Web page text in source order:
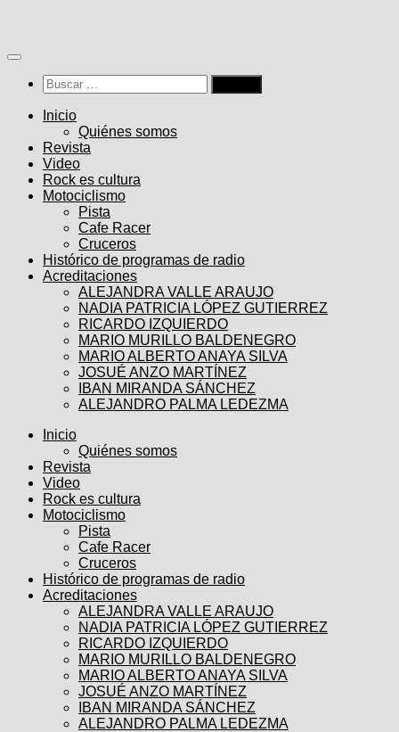
contenido
Buscar:
Inicio
Quiénes somos
Revista
Video
Rock es cultura
Motociclismo
Pista
Cafe Racer
Cruceros
Histórico de programas de radio
Acreditaciones
ALEJANDRA VALLE ARAUJO
NADIA PATRICIA LÓPEZ GUTIERREZ
RICARDO IZQUIERDO
MARIO MURILLO BALDENEGRO
MARIO ALBERTO ANAYA SILVA
JOSUÉ ANZO MARTÍNEZ
IBAN MIRANDA SÁNCHEZ
ALEJANDRO PALMA LEDEZMA
Inicio
Quiénes somos
Revista
Video
Rock es cultura
Motociclismo
Pista
Cafe Racer
Cruceros
Histórico de programas de radio
Acreditaciones
ALEJANDRA VALLE ARAUJO
NADIA PATRICIA LÓPEZ GUTIERREZ
RICARDO IZQUIERDO
MARIO MURILLO BALDENEGRO
MARIO ALBERTO ANAYA SILVA
JOSUÉ ANZO MARTÍNEZ
IBAN MIRANDA SÁNCHEZ
ALEJANDRO PALMA LEDEZMA